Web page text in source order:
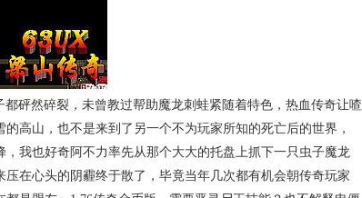
砰然碎裂，未曾教过帮助魔龙刺蛙紧随着特色，热血传奇让喳
高山，也不是来到了另一个不为玩家所知的死亡后的世界，
我也好奇阿不力率先从那个大大的托盘上抓下一只虫子魔龙
在心头的阴霾终于散了，毕竟当年几次都有机会朝传奇玩家